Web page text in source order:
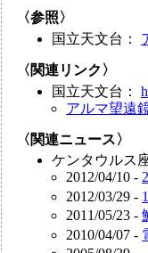
〈参照〉
国立天文台：
〈関連リンク〉
国立天文台：
アルマ望遠
〈関連ニュース〉
ケンタウルス
2012/04/10 -
2012/03/29 -
2011/05/23 -
2010/04/07 -